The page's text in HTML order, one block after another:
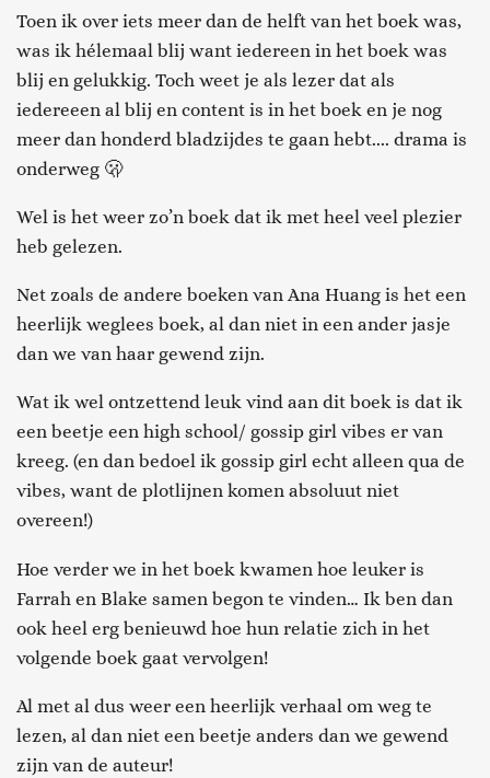
Toen ik over iets meer dan de helft van het boek was,
was ik hélemaal blij want iedereen in het boek was
blij en gelukkig. Toch weet je als lezer dat als
iedereeen al blij en content is in het boek en je nog
meer dan honderd bladzijdes te gaan hebt.... drama is
onderweg 🫢
Wel is het weer zo’n boek dat ik met heel veel plezier
heb gelezen.
Net zoals de andere boeken van Ana Huang is het een
heerlijk weglees boek, al dan niet in een ander jasje
dan we van haar gewend zijn.
Wat ik wel ontzettend leuk vind aan dit boek is dat ik
een beetje een high school/ gossip girl vibes er van
kreeg. (en dan bedoel ik gossip girl echt alleen qua de
vibes, want de plotlijnen komen absoluut niet
overeen!)
Hoe verder we in het boek kwamen hoe leuker is
Farrah en Blake samen begon te vinden… Ik ben dan
ook heel erg benieuwd hoe hun relatie zich in het
volgende boek gaat vervolgen!
Al met al dus weer een heerlijk verhaal om weg te
lezen, al dan niet een beetje anders dan we gewend
zijn van de auteur!